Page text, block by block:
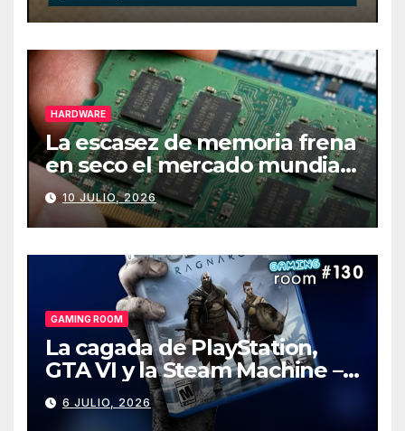
HARDWARE
La escasez de memoria frena
en seco el mercado mundial
de PCs
10 JULIO, 2026
GAMING ROOM
La cagada de PlayStation,
GTA VI y la Steam Machine –
Gaming Room #130
6 JULIO, 2026